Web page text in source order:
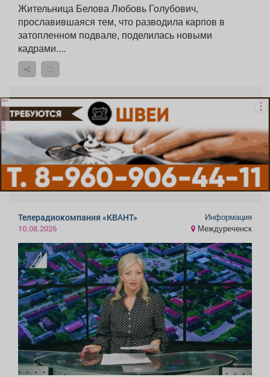
Жительница Белова Любовь Голубович,
прославившаяся тем, что разводила карпов в
затопленном подвале, поделилась новыми
кадрами....
реклама
Телерадиокомпания «КВАНТ»
10.08.2026
Информация
Междуреченск